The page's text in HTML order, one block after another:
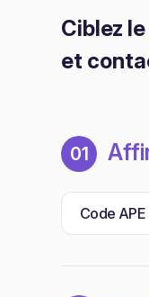
Ciblez
et
01
Code APE